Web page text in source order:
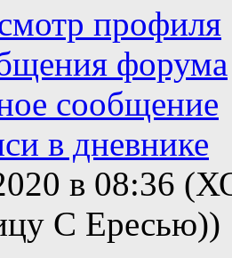
профиля
форума
сообщение
в дневнике
в 08:36
С Ересью))